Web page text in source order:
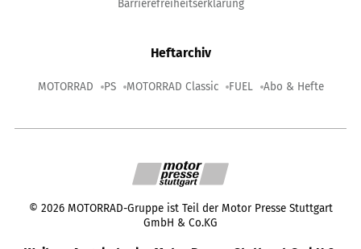
Barrierefreiheitserklärung
Heftarchiv
MOTORRAD PS MOTORRAD Classic FUEL Abo & Hefte
© 2026 MOTORRAD-Gruppe ist Teil der Motor Presse Stuttgart
GmbH & Co.KG